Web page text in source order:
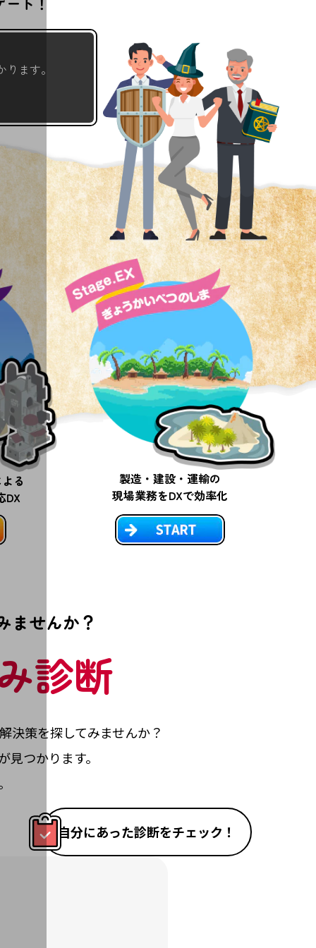
ます。
る
DX
製造・建設・運輸の
現場業務をDXで効率化
ませんか？
診断
決策を探してみませんか？
つかります。
自分にあった診断をチェック！